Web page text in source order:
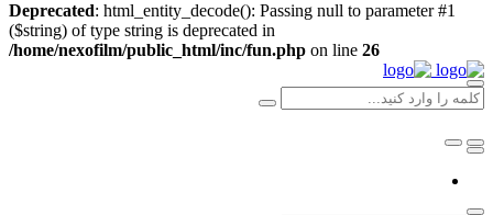
Deprecated: html_entity_decode(): Passing null to parameter #1
($string) of type string is deprecated in
/home/nexofilm/public_html/inc/fun.php on line 26